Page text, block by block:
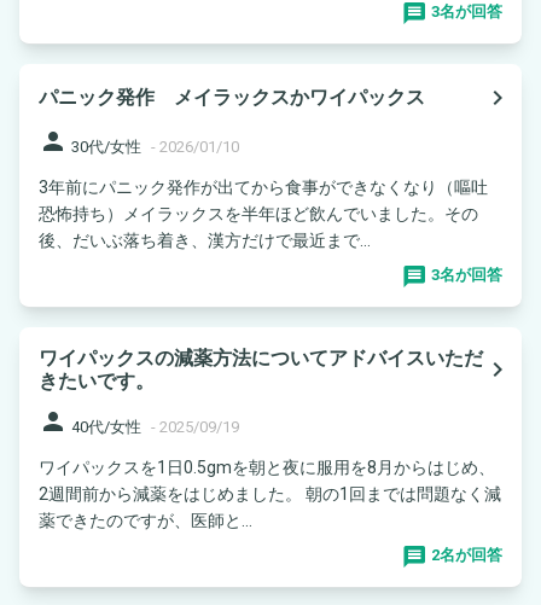
3名が回答
パニック発作 メイラックスかワイパックス
navigate_next
person 30代/女性 - 2026/01/10
3年前にパニック発作が出てから食事ができなくなり（嘔吐
恐怖持ち）メイラックスを半年ほど飲んでいました。その
後、だいぶ落ち着き、漢方だけで最近まで...
3名が回答
ワイパックスの減薬方法についてアドバイスいただ
きたいです。
navigate_next
person 40代/女性 - 2025/09/19
ワイパックスを1日0.5gmを朝と夜に服用を8月からはじめ、
2週間前から減薬をはじめました。 朝の1回までは問題なく減
薬できたのですが、医師と...
2名が回答